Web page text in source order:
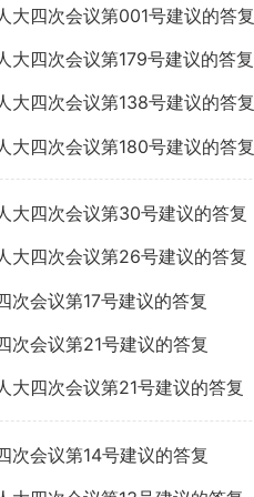
大四次会议第001号建议的答复
大四次会议第179号建议的答复
大四次会议第138号建议的答复
大四次会议第180号建议的答复
大四次会议第30号建议的答复
大四次会议第26号建议的答复
次会议第17号建议的答复
次会议第21号建议的答复
大四次会议第21号建议的答复
次会议第14号建议的答复